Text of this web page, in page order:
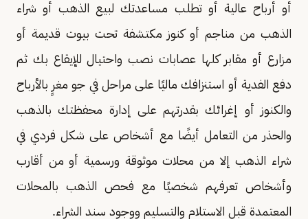
أو أرباح عالية أو تطلب مساعدتك لبيع الذهب أو شراء
الذهب من مناجم أو كنوز مكتشفة تحت بيوت قديمة أو
مزارع أو مقابر كلها عصابات نصب واحتيال للإيقاع بك ثم
دفع الفدية أو استنزافك ماليًا على مراحل في جو مغرٍ بالأرباح
والكنوز أو إغرائك بقدرتهم على إدارة محفظتك بالذهب
والحذر من التعامل أيضًا مع أشخاص على شكل فردي في
شراء الذهب إلا من محلات موثوقة ورسمية أو من أقارب
وأشخاص تعرفهم شخصيًا مع فحص الذهب بالمحلات
المعتمدة قبل الاستلام والتسليم ووجود سند الشراء.